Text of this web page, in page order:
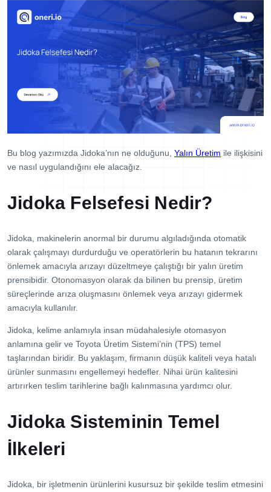
Dijital Denetim Yönetimi
Eğitim Yönetim Sistemi
TPM Hata Kartı
Müşteri Talep Yönetimi
Danışmanlık
Webinar
Başarı Hikayeleri
Referanslar
İletişim
Bu blog yazımızda Jidoka’nın ne olduğunu, Yalın Üretim ile ilişkisini
ve nasıl uygulandığını ele alacağız.
Jidoka Felsefesi Nedir?
Jidoka, makinelerin anormal bir durumu algıladığında otomatik
olarak çalışmayı durdurduğu ve operatörlerin bu hatanın tekrarını
önlemek amacıyla arızayı düzeltmeye çalıştığı bir yalın üretim
prensibidir. Otonomasyon olarak da bilinen bu prensip, üretim
süreçlerinde arıza oluşmasını önlemek veya arızayı gidermek
amacıyla kullanılır.
Jidoka, kelime anlamıyla insan müdahalesiyle otomasyon
anlamına gelir ve Toyota Üretim Sistemi’nin (TPS) temel
taşlarından biridir. Bu yaklaşım, firmanın düşük kaliteli veya hatalı
ürünler sunmasını engellemeyi hedefler. Nihai ürün kalitesini
artırırken teslim tarihlerine bağlı kalınmasına yardımcı olur.
Jidoka Sisteminin Temel
İlkeleri
Jidoka, bir işletmenin ürünlerini kusursuz bir şekilde teslim etmesini